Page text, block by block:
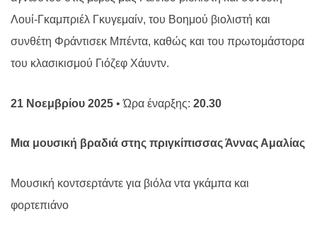
Λουί-Γκαμπριέλ Γκυγεμαίν, του Βοημού βιολιστή και
συνθέτη Φράντισεκ Μπέντα, καθώς και του πρωτομάστορα
του κλασικισμού Γιόζεφ Χάυντν.
21 Νοεμβρίου 2025 • Ώρα έναρξης: 20.30
Μια μουσική βραδιά στης πριγκίπισσας Άννας Αμαλίας
Μουσική κοντσερτάντε για βιόλα ντα γκάμπα και
φορτεπιάνο